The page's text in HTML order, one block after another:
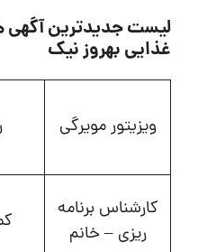
لیست جدیدترین آگهی
غذایی بهروز نیک
ویزیتور مویرگی
کارشناس برنامه
ریزی – خانم